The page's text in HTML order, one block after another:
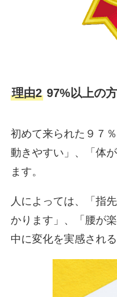
理由297%以上の
初めて来られた９７
動きやすい」、「体
ます。
人によっては、「指
かります」、「腰が
中に変化を実感され